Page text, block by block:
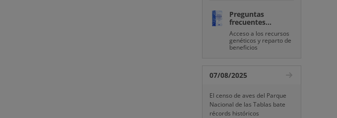
Preguntas
frecuentes...
Acceso a los recursos
genéticos y reparto de
beneficios
07/08/2025
El censo de aves del Parque
Nacional de las Tablas bate
récords históricos